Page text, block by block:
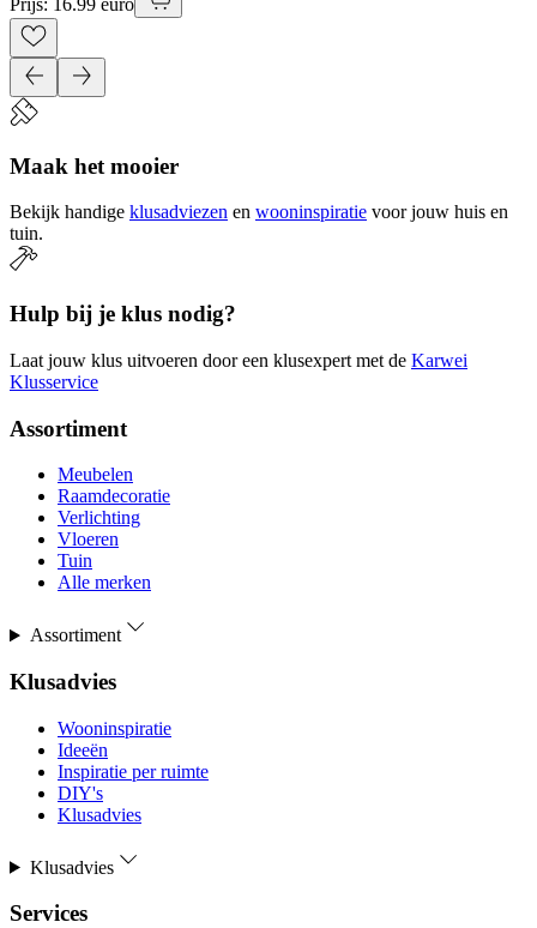
Prijs: 16.99 euro
Maak het mooier
Bekijk handige klusadviezen en wooninspiratie voor jouw huis en
tuin.
Hulp bij je klus nodig?
Laat jouw klus uitvoeren door een klusexpert met de Karwei
Klusservice
Assortiment
Meubelen
Raamdecoratie
Verlichting
Vloeren
Tuin
Alle merken
Assortiment
Klusadvies
Wooninspiratie
Ideeën
Inspiratie per ruimte
DIY's
Klusadvies
Klusadvies
Services